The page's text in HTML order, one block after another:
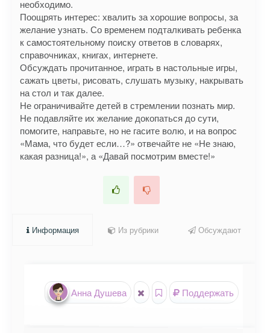
необходимо.
Поощрять интерес: хвалить за хорошие вопросы, за
желание узнать. Со временем подталкивать ребенка
к самостоятельному поиску ответов в словарях,
справочниках, книгах, интернете.
Обсуждать прочитанное, играть в настольные игры,
сажать цветы, рисовать, слушать музыку, накрывать
на стол и так далее.
Не ограничивайте детей в стремлении познать мир.
Не подавляйте их желание докопаться до сути,
помогите, направьте, но не гасите волю, и на вопрос
«Мама, что будет если…?» отвечайте не «Не знаю,
какая разница!», а «Давай посмотрим вместе!»
Информация Из рубрики Обсуждают
Анна Душева Поддержать